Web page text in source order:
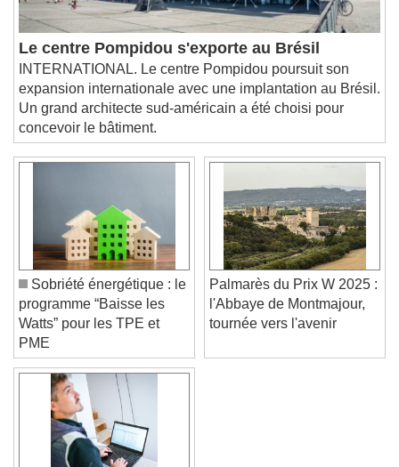
Picture-in-Picture
Fullscreen
This is a modal window.
Beginning of dialog window. Escape will cancel
and close the window.
Text
Text Background
Caption Area Background
Color Opacity
Font Size
Text Edge Style
Font Family
Le centre Pompidou s'exporte au Brésil
INTERNATIONAL. Le centre Pompidou poursuit son
expansion internationale avec une implantation au Brésil.
Un grand architecte sud-américain a été choisi pour
concevoir le bâtiment.
Sobriété énergétique : le
programme “Baisse les
Watts” pour les TPE et
PME
Palmarès du Prix W 2025 :
l'Abbaye de Montmajour,